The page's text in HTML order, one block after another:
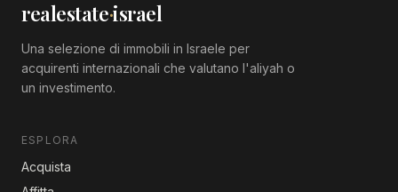
realestate·israel
Una selezione di immobili in Israele per
acquirenti internazionali che valutano l'aliyah o
un investimento.
ESPLORA
Acquista